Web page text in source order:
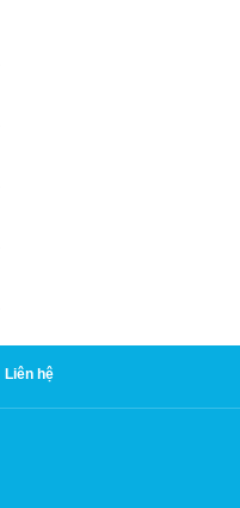
Liên hệ